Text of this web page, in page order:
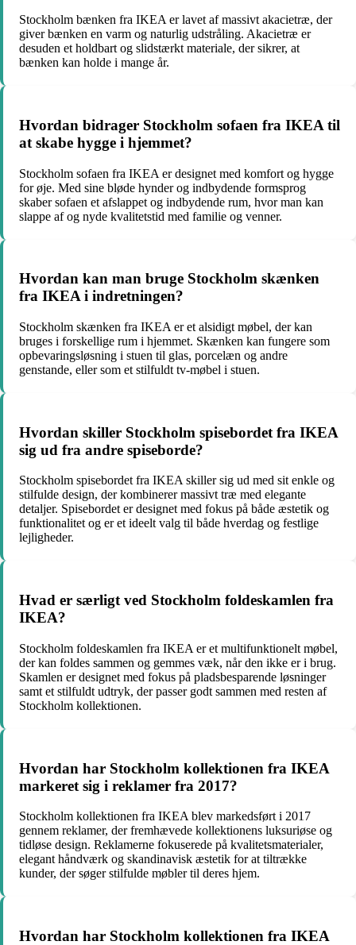
Stockholm bænken fra IKEA er lavet af massivt akacietræ, der
giver bænken en varm og naturlig udstråling. Akacietræ er
desuden et holdbart og slidstærkt materiale, der sikrer, at
bænken kan holde i mange år.
Hvordan bidrager Stockholm sofaen fra IKEA til
at skabe hygge i hjemmet?
Stockholm sofaen fra IKEA er designet med komfort og hygge
for øje. Med sine bløde hynder og indbydende formsprog
skaber sofaen et afslappet og indbydende rum, hvor man kan
slappe af og nyde kvalitetstid med familie og venner.
Hvordan kan man bruge Stockholm skænken
fra IKEA i indretningen?
Stockholm skænken fra IKEA er et alsidigt møbel, der kan
bruges i forskellige rum i hjemmet. Skænken kan fungere som
opbevaringsløsning i stuen til glas, porcelæn og andre
genstande, eller som et stilfuldt tv-møbel i stuen.
Hvordan skiller Stockholm spisebordet fra IKEA
sig ud fra andre spiseborde?
Stockholm spisebordet fra IKEA skiller sig ud med sit enkle og
stilfulde design, der kombinerer massivt træ med elegante
detaljer. Spisebordet er designet med fokus på både æstetik og
funktionalitet og er et ideelt valg til både hverdag og festlige
lejligheder.
Hvad er særligt ved Stockholm foldeskamlen fra
IKEA?
Stockholm foldeskamlen fra IKEA er et multifunktionelt møbel,
der kan foldes sammen og gemmes væk, når den ikke er i brug.
Skamlen er designet med fokus på pladsbesparende løsninger
samt et stilfuldt udtryk, der passer godt sammen med resten af
Stockholm kollektionen.
Hvordan har Stockholm kollektionen fra IKEA
markeret sig i reklamer fra 2017?
Stockholm kollektionen fra IKEA blev markedsført i 2017
gennem reklamer, der fremhævede kollektionens luksuriøse og
tidløse design. Reklamerne fokuserede på kvalitetsmaterialer,
elegant håndværk og skandinavisk æstetik for at tiltrække
kunder, der søger stilfulde møbler til deres hjem.
Hvordan har Stockholm kollektionen fra IKEA